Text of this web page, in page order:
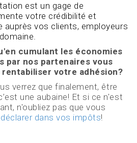
est un gage de
votre crédibilité et
auprès vos clients, employeurs
cumulant les économies
par nos partenaires vous
votre adhésion?
verrez que finalement, être
une aubaine! Et si ce n'est
n'oubliez pas que vous
déclarer dans vos impôts!